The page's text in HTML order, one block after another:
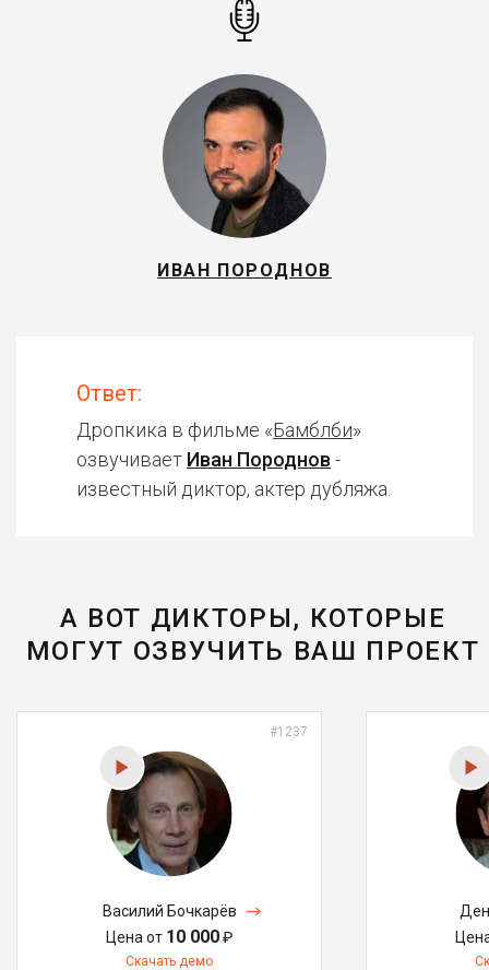
ИВАН ПОРОДНОВ
Ответ:
Дропкика в фильме «Бамблби»
озвучивает Иван Породнов -
известный диктор, актер дубляжа.
А ВОТ ДИКТОРЫ, КОТОРЫЕ
МОГУТ ОЗВУЧИТЬ ВАШ ПРОЕКТ
#1237
Василий Бочкарёв
Цена от 10 000₽
Скачать демо